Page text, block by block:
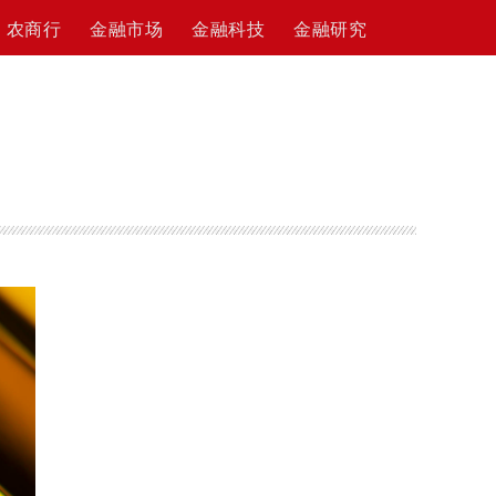
农商行 金融市场 金融科技 金融研究